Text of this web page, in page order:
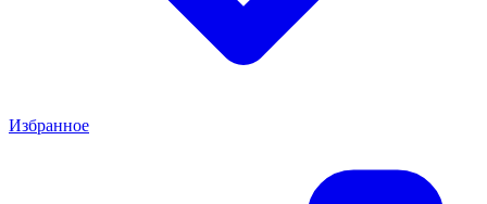
Избранное